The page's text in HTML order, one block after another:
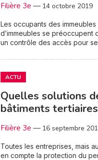
Filière 3e — 14 octobre 2019
Les occupants des
d’immeubles se préoccupent
un contrôle des accès pour
ACTU
Quelles solutions
bâtiments
Filière 3e — 16 septembre
Toutes les entreprises, mais
en compte la protection du